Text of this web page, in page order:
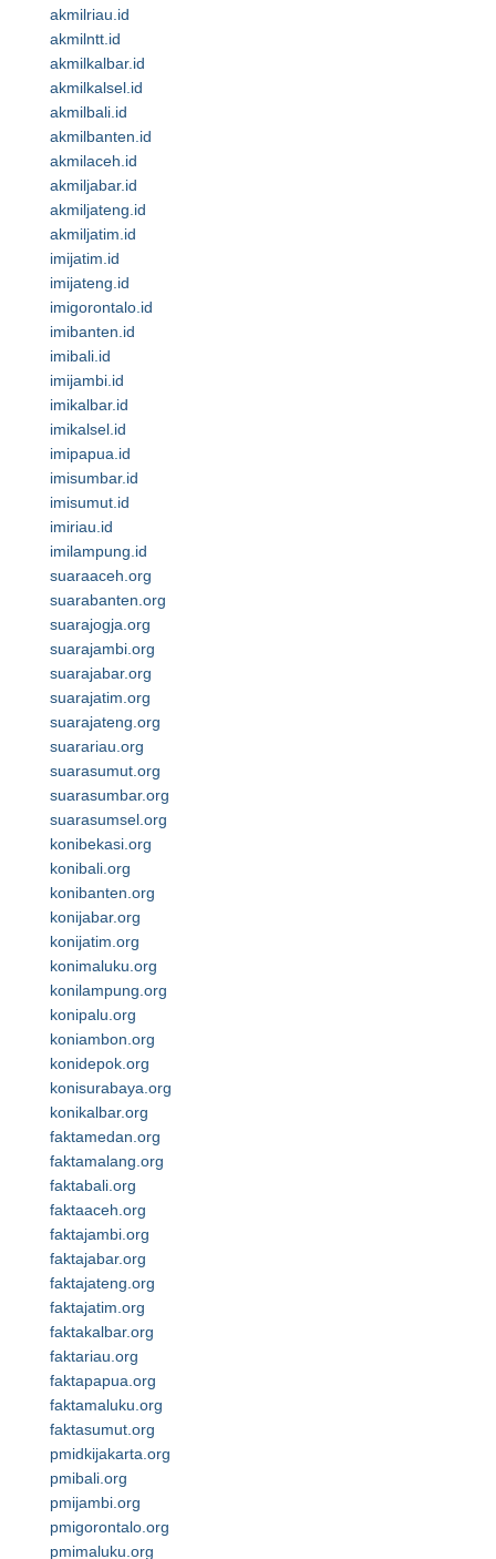
akmilriau.id
akmilntt.id
akmilkalbar.id
akmilkalsel.id
akmilbali.id
akmilbanten.id
akmilaceh.id
akmiljabar.id
akmiljateng.id
akmiljatim.id
imijatim.id
imijateng.id
imigorontalo.id
imibanten.id
imibali.id
imijambi.id
imikalbar.id
imikalsel.id
imipapua.id
imisumbar.id
imisumut.id
imiriau.id
imilampung.id
suaraaceh.org
suarabanten.org
suarajogja.org
suarajambi.org
suarajabar.org
suarajatim.org
suarajateng.org
suarariau.org
suarasumut.org
suarasumbar.org
suarasumsel.org
konibekasi.org
konibali.org
konibanten.org
konijabar.org
konijatim.org
konimaluku.org
konilampung.org
konipalu.org
koniambon.org
konidepok.org
konisurabaya.org
konikalbar.org
faktamedan.org
faktamalang.org
faktabali.org
faktaaceh.org
faktajambi.org
faktajabar.org
faktajateng.org
faktajatim.org
faktakalbar.org
faktariau.org
faktapapua.org
faktamaluku.org
faktasumut.org
pmidkijakarta.org
pmibali.org
pmijambi.org
pmigorontalo.org
pmimaluku.org